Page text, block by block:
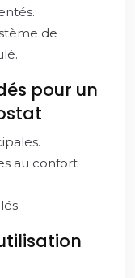
de
pour un
au confort